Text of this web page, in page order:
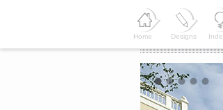
Home Designs